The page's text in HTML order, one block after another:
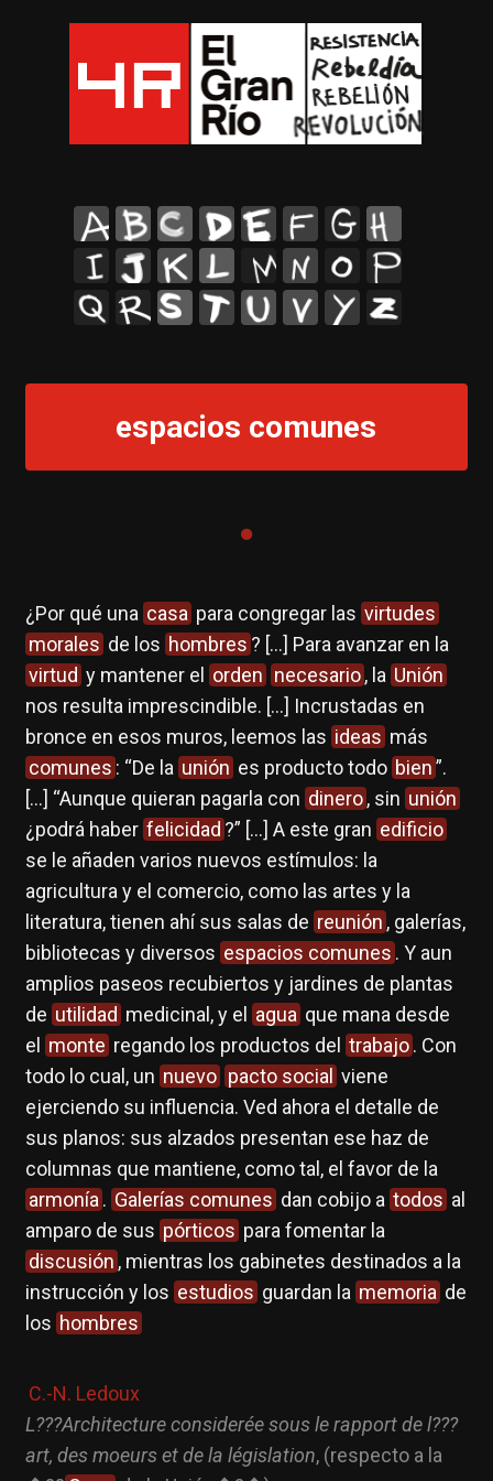
A B C D E F G
H
I
J K L M N O
P
espacios comunes
¿Por qué una casa para congregar las virtudes
morales de los hombres ? […] Para avanzar en la
virtud y mantener el orden necesario , la Unión
nos resulta imprescindible. […] Incrustadas en
bronce en esos muros, leemos las ideas más
comunes : “De la unión es producto todo bien”.
[…] “Aunque quieran pagarla con dinero , sin unión
¿podrá haber felicidad ?” […] A este gran edificio
se le añaden varios nuevos estímulos: la
agricultura y el comercio, como las artes y la
literatura, tienen ahí sus salas de reunión , galerías,
bibliotecas y diversos espacios comunes . Y aun
amplios paseos recubiertos y jardines de plantas
de utilidad medicinal, y el agua que mana desde
el
monte regando los productos del trabajo . Con
todo lo cual, un nuevo pacto social viene
ejerciendo su influencia. Ved ahora el detalle de
sus planos: sus alzados presentan ese haz de
columnas que mantiene, como tal, el favor de la
armonía . Galerías comunes dan cobijo a todos al
amparo de sus pórticos para fomentar la
discusión , mientras los gabinetes destinados a la
instrucción y los estudios guardan la memoria de
los hombres
C.-N. Ledoux
L???Architecture considerée sous le rapport de l???
art, des moeurs et de la législation, (respecto a la